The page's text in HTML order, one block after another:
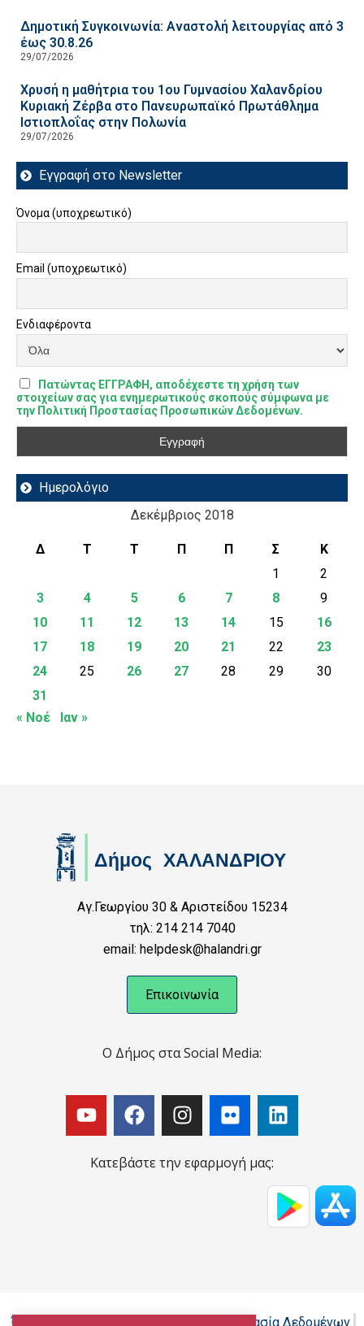
Δημοτική Συγκοινωνία: Αναστολή λειτουργίας από 3
έως 30.8.26
29/07/2026
Χρυσή η μαθήτρια του 1ου Γυμνασίου Χαλανδρίου
Κυριακή Ζέρβα στο Πανευρωπαϊκό Πρωτάθλημα
Ιστιοπλοΐας στην Πολωνία
29/07/2026
Εγγραφή στο Newsletter
Όνομα (υποχρεωτικό)
Email (υποχρεωτικό)
Ενδιαφέροντα
Πατώντας ΕΓΓΡΑΦΗ, αποδέχεστε τη χρήση των
στοιχείων σας για ενημερωτικούς σκοπούς σύμφωνα με
την Πολιτική Προστασίας Προσωπικών Δεδομένων.
Ημερολόγιο
Δεκέμβριος 2018
Δ Τ Τ Π Π Σ
Κ
1
2
3
4 5 6 7 8
9
10
11 12 13 14 15
16
17
18 19 20 21 22
23
24
25 26 27 28 29
30
31
« Νοέ
Ιαν »
Αγ.Γεωργίου 30 & Αριστείδου 15234
τηλ: 214 214 7040
email: helpdesk@halandri.gr
Επικοινωνία
Ο Δήμος στα Social Media:
Κατεβάστε την εφαρμογή μας:
Όροι Χρήσης - Πολιτική Cookies - Προστασία Δεδομένων